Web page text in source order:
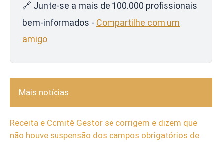
🔗 Junte-se a mais de 100.000 profissionais
bem-informados - Compartilhe com um
amigo
Mais notícias
Receita e Comitê Gestor se corrigem e dizem que
não houve suspensão dos campos obrigatórios de